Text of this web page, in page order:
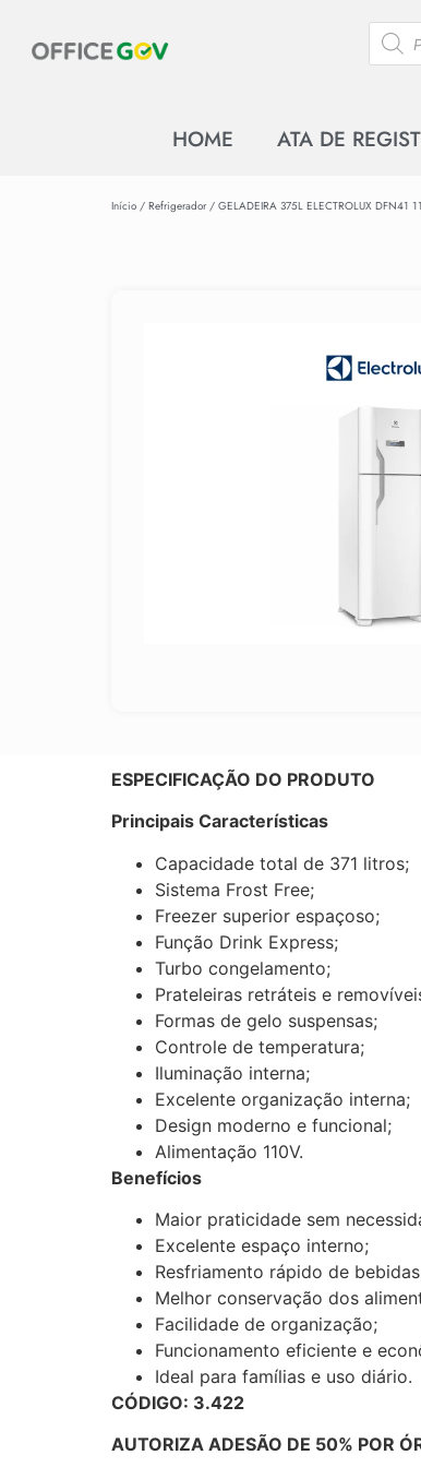
HOME ATA DE
Início / Refrigerador/ GELADEIRA 375L ELECTROLUX DFN41
ESPECIFICAÇÃO DO PRODUTO
Principais Características
Capacidade total de 371 litros;
Sistema Frost Free;
Freezer superior espaçoso;
Função Drink Express;
Turbo congelamento;
Prateleiras retráteis e
Formas de gelo suspensas;
Controle de temperatura;
Iluminação interna;
Excelente organização interna;
Design moderno e funcional;
Alimentação 110V.
Benefícios
Maior praticidade sem
Excelente espaço interno;
Resfriamento rápido de
Melhor conservação dos
Facilidade de organização;
Funcionamento eficiente e
Ideal para famílias e uso diário.
CÓDIGO: 3.422
AUTORIZA ADESÃO DE 50% POR